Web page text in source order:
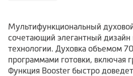
Мультифункциональный
сочетающий элегантный дизайн
технологии. Духовка объемом
программами готовки, включая
Функция Booster быстро